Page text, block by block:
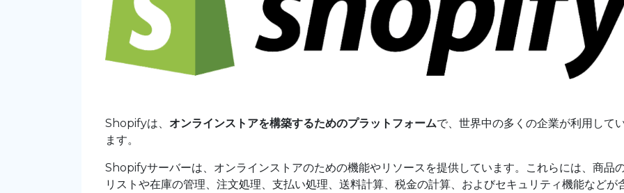
Shopifyは、 オンラインストアを構築するためのプラットフォームで、世界中の多くの企業が利用して
ます。
Shopifyサーバーは、オンラインストアのための機能やリソースを提供しています。これらには、商品
リストや在庫の管理、注文処理、支払い処理、送料計算、税金の計算、およびセキュリティ機能などが